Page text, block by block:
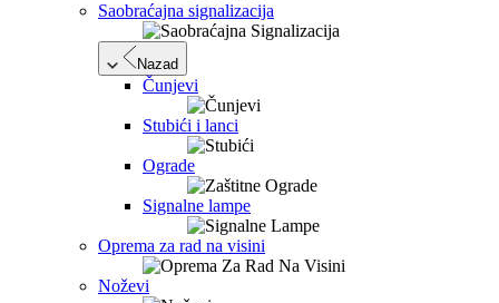
Saobraćajna signalizacija
Nazad
Čunjevi
Stubići i lanci
Ograde
Signalne lampe
Oprema za rad na visini
Noževi